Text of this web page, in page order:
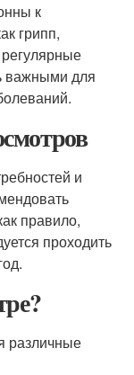
к
грипп,
важными для
и
правило,
проходить
различные